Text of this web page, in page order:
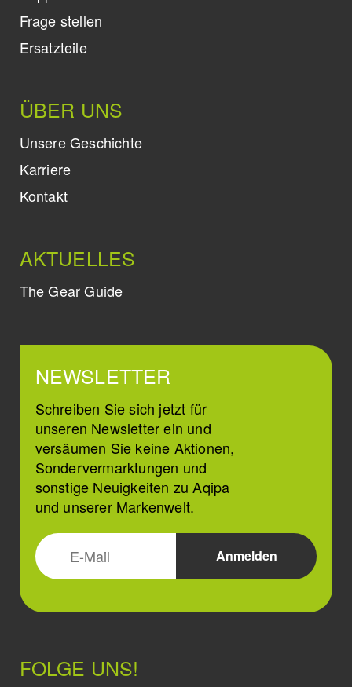
Frage stellen
Ersatzteile
ÜBER UNS
Unsere Geschichte
Karriere
Kontakt
AKTUELLES
The Gear Guide
NEWSLETTER
Schreiben Sie sich jetzt für
unseren Newsletter ein und
versäumen Sie keine Aktionen,
Sondervermarktungen und
sonstige Neuigkeiten zu Aqipa
und unserer Markenwelt.
FOLGE UNS!